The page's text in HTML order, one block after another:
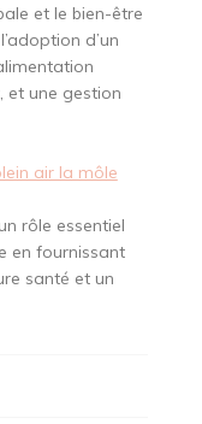
et le bien-être
d’un
et une gestion
air la môle
rôle essentiel
en fournissant
santé et un